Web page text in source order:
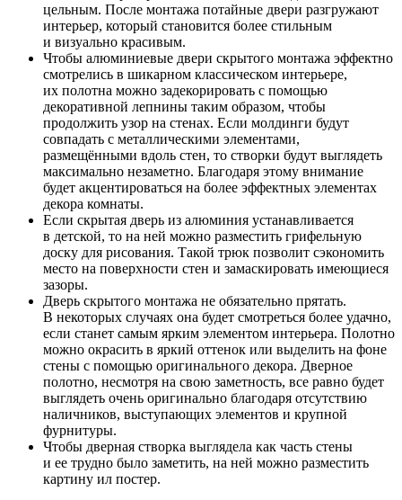
цельным. После монтажа потайные двери разгружают
интерьер, который становится более стильным
и визуально красивым.
Чтобы алюминиевые двери скрытого монтажа эффектно
смотрелись в шикарном классическом интерьере,
их полотна можно задекорировать с помощью
декоративной лепнины таким образом, чтобы
продолжить узор на стенах. Если молдинги будут
совпадать с металлическими элементами,
размещёнными вдоль стен, то створки будут выглядеть
максимально незаметно. Благодаря этому внимание
будет акцентироваться на более эффектных элементах
декора комнаты.
Если скрытая дверь из алюминия устанавливается
в детской, то на ней можно разместить грифельную
доску для рисования. Такой трюк позволит сэкономить
место на поверхности стен и замаскировать имеющиеся
зазоры.
Дверь скрытого монтажа не обязательно прятать.
В некоторых случаях она будет смотреться более удачно,
если станет самым ярким элементом интерьера. Полотно
можно окрасить в яркий оттенок или выделить на фоне
стены с помощью оригинального декора. Дверное
полотно, несмотря на свою заметность, все равно будет
выглядеть очень оригинально благодаря отсутствию
наличников, выступающих элементов и крупной
фурнитуры.
Чтобы дверная створка выглядела как часть стены
и ее трудно было заметить, на ней можно разместить
картину ил постер.